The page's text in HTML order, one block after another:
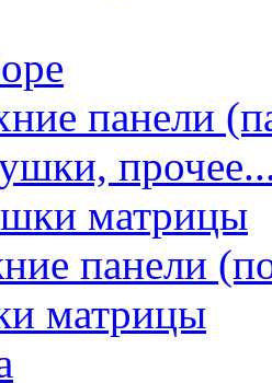
панели
матрицы
панели
матрицы